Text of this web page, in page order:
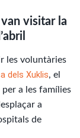
visitar la
les voluntàries
dels Xuklis, el
per a les famílies
a
de